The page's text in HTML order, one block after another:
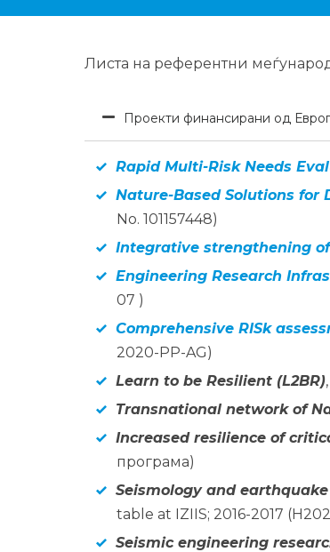
Листа на референтни
Проекти финансирани од
Rapid Multi-Risk Needs
Nature-Based Solutions for
No. 101157448)
Integrative strengthening of
Engineering Research
07 )
Comprehensive RISk
2020-PP-AG)
Learn to be Resilient (L2BR)
Transnational network of
Increased resilience of
програма)
Seismology and
table at IZIIS; 2016-2017
Seismic engineering